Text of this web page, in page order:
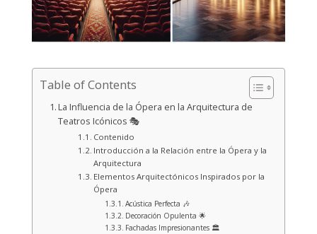
Table of Contents
La Influencia de la Ópera en la Arquitectura de
Teatros Icónicos 🎭
Contenido
Introducción a la Relación entre la Ópera y la
Arquitectura
Elementos Arquitectónicos Inspirados por la
Ópera
Acústica Perfecta 🎶
Decoración Opulenta 🌟
Fachadas Impresionantes 🏛️